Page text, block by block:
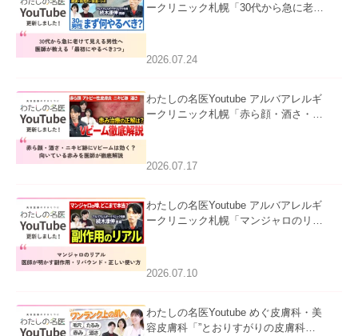
ークリニック札幌「30代から急に老け
た。
2026.07.24
わたしの名医Youtube アルバアレルギ
ークリニック札幌「赤ら顔・酒さ・ニ
ました。
2026.07.17
わたしの名医Youtube アルバアレルギ
ークリニック札幌「マンジャロのリア
た。
2026.07.10
わたしの名医Youtube めぐ皮膚科・美
容皮膚科「”とおりすがりの皮膚科